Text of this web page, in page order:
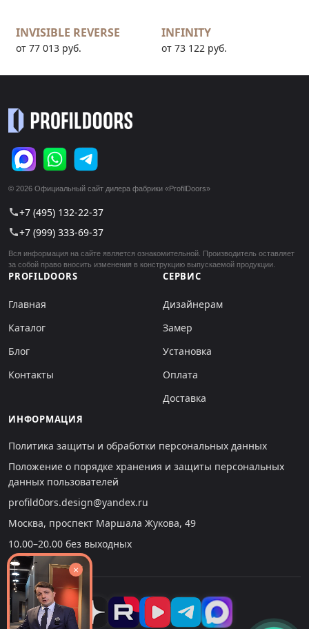
INVISIBLE REVERSE
от 77 013 руб.
INFINITY
от 73 122 руб.
© 2026 Официальный сайт дилера фабрики «ProfilDoors»
call+7 (495) 132-22-37
call+7 (999) 333-69-37
Вся информация на сайте является ознакомительной. Производитель оставляет
за собой право вносить изменения в конструкцию выпускаемой продукции.
PROFILDOORS
Главная
Каталог
Блог
Контакты
СЕРВИС
Дизайнерам
Замер
Установка
Оплата
Доставка
ИНФОРМАЦИЯ
Политика защиты и обработки персональных данных
Положение о порядке хранения и защиты персональных
данных пользователей
profild0ors.design@yandex.ru
Москва, проспект Маршала Жукова, 49
10.00–20.00 без выходных
×